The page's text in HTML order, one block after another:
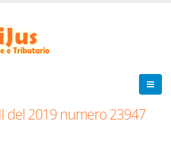
del 2019 numero 23947